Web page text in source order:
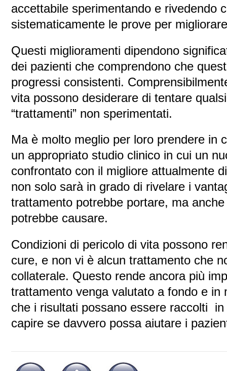
accettabile sperimentando e rivedendo
sistematicamente le prove per
Questi miglioramenti dipendono
dei pazienti che comprendono che
progressi consistenti.
vita possono desiderare di tentare
“trattamenti” non sperimentati.
Ma è molto meglio per loro prendere in
un appropriato studio clinico in cui un
confrontato con il migliore attualmente
non solo sarà in grado di rivelare i
trattamento potrebbe portare, ma
potrebbe causare.
Condizioni di pericolo di vita possono
cure, e non vi è alcun trattamento che
collaterale. Questo rende ancora più
trattamento venga valutato a fondo e in
che i risultati possano essere raccolti
capire se davvero possa aiutare i